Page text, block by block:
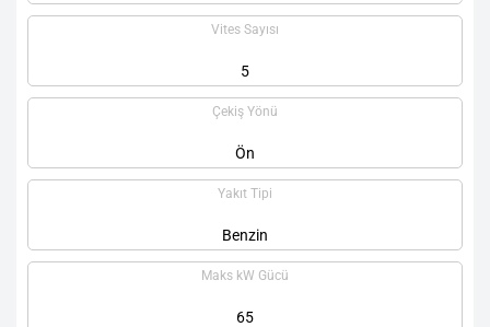
Vites Sayısı
5
Çekiş Yönü
Ön
Yakıt Tipi
Benzin
Maks kW Gücü
65